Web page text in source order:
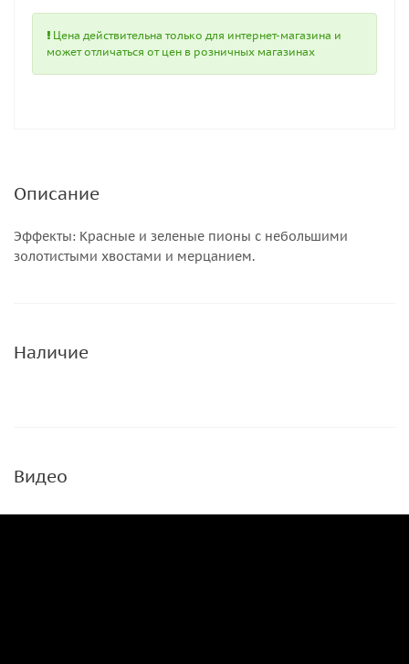
Цена действительна только для интернет-магазина и
может отличаться от цен в розничных магазинах
Описание
Эффекты: Красные и зеленые пионы с небольшими
золотистыми хвостами и мерцанием.
Наличие
Видео